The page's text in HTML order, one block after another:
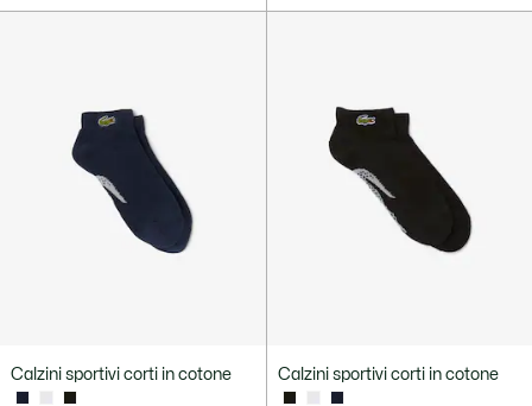
Calzini sportivi corti in cotone Calzini sportivi corti in cotone